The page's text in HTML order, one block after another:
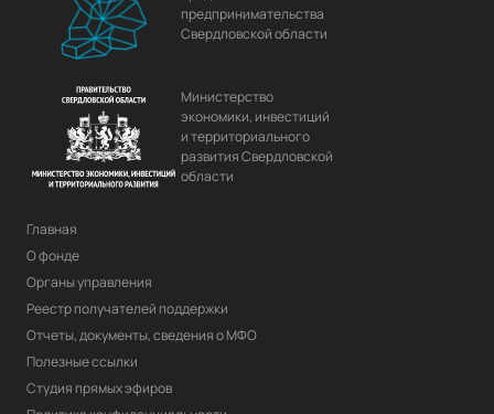
предпринимательства
Свердловской области
Министерство
экономики, инвестиций
и территориального
развития Свердловской
области
Главная
О фонде
Органы управления
Реестр получателей поддержки
Отчеты, документы, сведения о МФО
Полезные ссылки
Студия прямых эфиров